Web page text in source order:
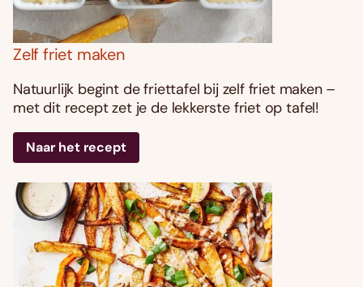
Zelf friet maken
Natuurlijk begint de friettafel bij zelf friet maken –
met dit recept zet je de lekkerste friet op tafel!
Naar het recept